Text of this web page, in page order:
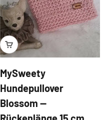
MySweety
Hundepullover
Blossom —